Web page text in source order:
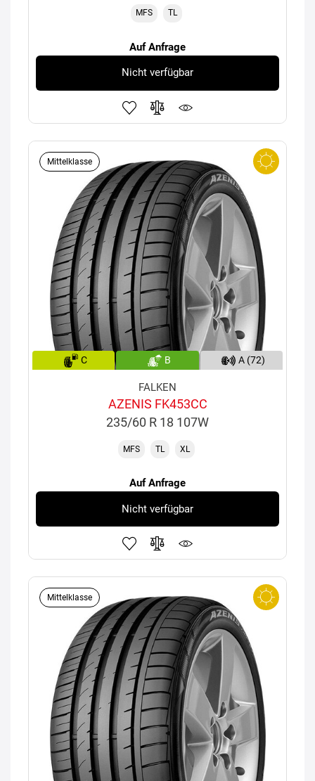
MFS TL
Auf Anfrage
Nicht verfügbar
Mittelklasse
C B A (72)
FALKEN
AZENIS FK453CC
235/60 R 18 107W
MFS TL XL
Auf Anfrage
Nicht verfügbar
Mittelklasse